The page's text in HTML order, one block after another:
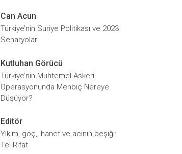
Can Acun
Türkiye’nin Suriye Politikası ve 2023
Senaryoları
Kutluhan Görücü
Türkiye’nin Muhtemel Askeri
Operasyonunda Menbiç Nereye
Düşüyor?
Editör
Yıkım, göç, ihanet ve acının beşiği:
Tel Rıfat